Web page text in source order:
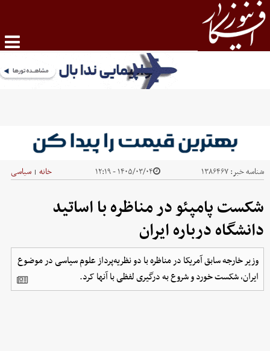
شناسه خبر:۱۳۸۶۴۶۷ ۱۴۰۵/۰۳/۰۴ - ۱۲:۱۹ خانه | سیاسی
شکست پامپئو در مناظره با اساتید
دانشگاه درباره ایران
وزیر خارجه سابق آمریکا در مناظره با دو نظریه‌پرداز علوم سیاسی در موضوع
ایران، شکست خورد و شروع به درگیری لفظی با آنها کرد.